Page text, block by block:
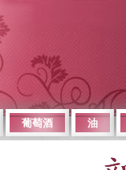
葡萄酒 油